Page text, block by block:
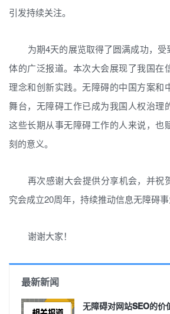
引发持续关注。
为期4天的展览取得了圆满成功，
体的广泛报道。本次大会展现了我国在
理念和创新实践。无障碍的中国方案和
舞台，无障碍工作已成为我国人权治理
这些长期从事无障碍工作的人来说，也
刻的意义。
再次感谢大会提供分享机会，并祝
究会成立20周年，持续推动信息无障碍事
谢谢大家！
最新新闻
无障碍对网站SEO的价